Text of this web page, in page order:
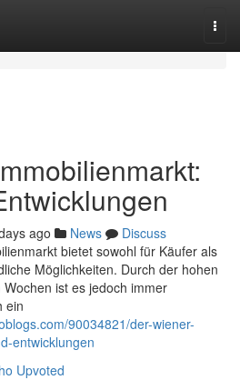
ago News
Discuss
bietet sowohl für Käufer als
Möglichkeiten. Durch der hohen
ist es jedoch immer
ein
90034821/der-wiener-
entwicklungen
Upvoted